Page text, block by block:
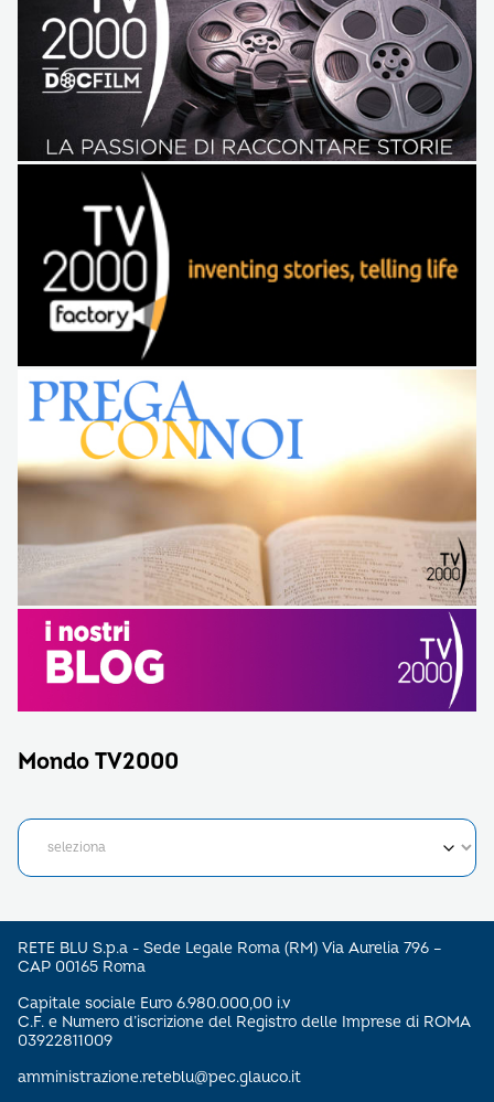
Mondo TV2000
RETE BLU S.p.a - Sede Legale Roma (RM) Via Aurelia 796 –
CAP 00165 Roma
Capitale sociale Euro 6.980.000,00 i.v
C.F. e Numero d’iscrizione del Registro delle Imprese di ROMA
03922811009
amministrazione.reteblu@pec.glauco.it